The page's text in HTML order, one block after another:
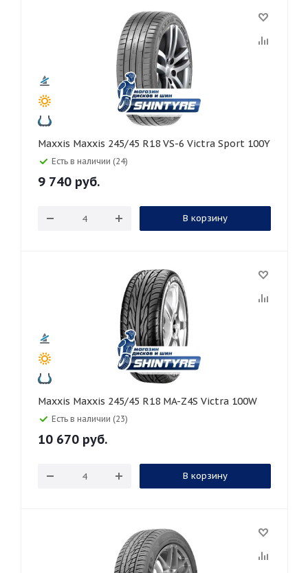
Maxxis Maxxis 245/45 R18 VS-6 Victra Sport 100Y
Есть в наличии (24)
9 740 руб.
В корзину
Maxxis Maxxis 245/45 R18 MA-Z4S Victra 100W
Есть в наличии (23)
10 670 руб.
В корзину